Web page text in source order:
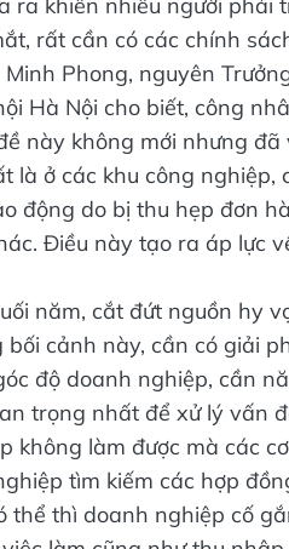
ra khiến nhiều người
rất cần có các chính
Phong, nguyên
Hà Nội cho biết, công
đề này không mới nhưng
là ở các khu công
động do bị thu hẹp đơn
Điều này tạo ra áp lực
năm, cắt đứt nguồn hy
bối cảnh này, cần có giải
độ doanh nghiệp, cần
trọng nhất để xử lý vấn
không làm được mà các
tìm kiếm các hợp
thể thì doanh nghiệp cố